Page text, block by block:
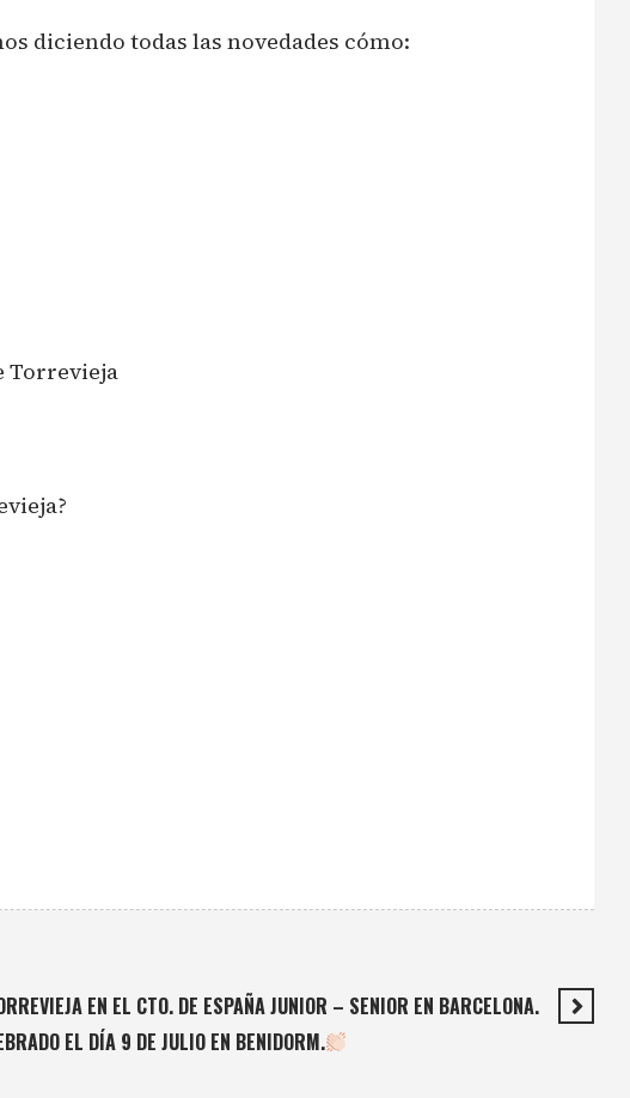
diciendo todas las novedades cómo:
Torrevieja
EN EL CTO. DE ESPAÑA JUNIOR – SENIOR EN BARCELONA.
EL DÍA 9 DE JULIO EN BENIDORM.